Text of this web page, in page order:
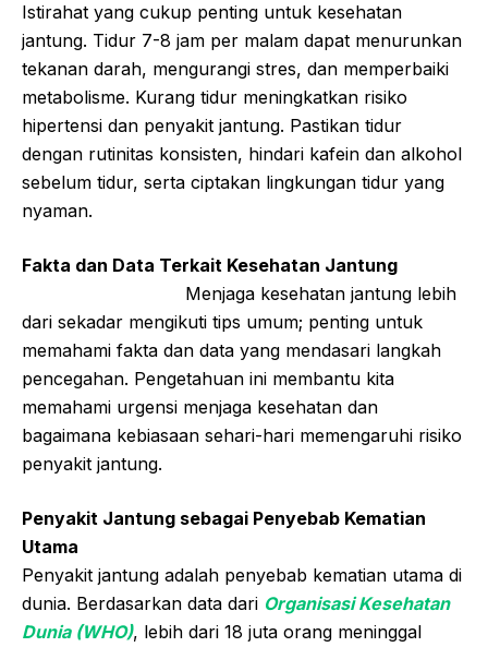
Istirahat yang cukup penting untuk kesehatan
jantung. Tidur 7-8 jam per malam dapat menurunkan
tekanan darah, mengurangi stres, dan memperbaiki
metabolisme. Kurang tidur meningkatkan risiko
hipertensi dan penyakit jantung. Pastikan tidur
dengan rutinitas konsisten, hindari kafein dan alkohol
sebelum tidur, serta ciptakan lingkungan tidur yang
nyaman.
Fakta dan Data Terkait Kesehatan Jantung
Menjaga kesehatan jantung lebih
dari sekadar mengikuti tips umum; penting untuk
memahami fakta dan data yang mendasari langkah
pencegahan. Pengetahuan ini membantu kita
memahami urgensi menjaga kesehatan dan
bagaimana kebiasaan sehari-hari memengaruhi risiko
penyakit jantung.
Penyakit Jantung sebagai Penyebab Kematian
Utama
Penyakit jantung adalah penyebab kematian utama di
dunia. Berdasarkan data dari Organisasi Kesehatan
Dunia (WHO), lebih dari 18 juta orang meninggal